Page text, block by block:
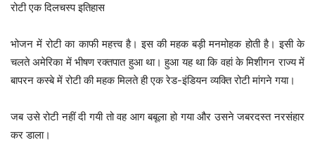
रोटी एक दिलचस्प इतिहास
भोजन में रोटी का काफी महत्त्व है। इस की महक बड़ी मनमोहक होती है। इसी के
चलते अमेरिका में भीषण रक्तपात हुआ था। हुआ यह था कि वहां के मिशीगन राज्य में
बापरन कस्बे में रोटी की महक मिलते ही एक रेड-इंडियन व्यक्ति रोटी मांगने गया।
जब उसे रोटी नहीं दी गयी तो वह आग बबूला हो गया और उसने जबरदस्त नरसंहार
कर डाला।